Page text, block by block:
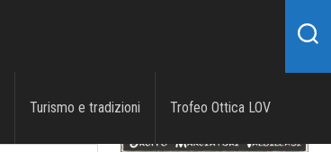
Turismo e tradizioni Trofeo Ottica LOV